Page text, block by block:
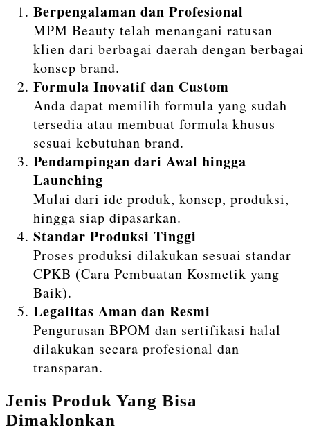
Berpengalaman dan Profesional
MPM Beauty telah menangani ratusan
klien dari berbagai daerah dengan berbagai
konsep brand.
Formula Inovatif dan Custom
Anda dapat memilih formula yang sudah
tersedia atau membuat formula khusus
sesuai kebutuhan brand.
Pendampingan dari Awal hingga
Launching
Mulai dari ide produk, konsep, produksi,
hingga siap dipasarkan.
Standar Produksi Tinggi
Proses produksi dilakukan sesuai standar
CPKB (Cara Pembuatan Kosmetik yang
Baik).
Legalitas Aman dan Resmi
Pengurusan BPOM dan sertifikasi halal
dilakukan secara profesional dan
transparan.
Jenis Produk Yang Bisa
Dimaklonkan